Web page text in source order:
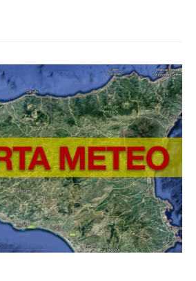
di burrasca forte, e mar...